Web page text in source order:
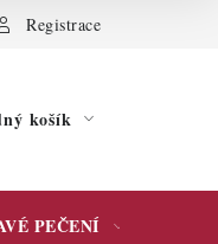
Registrace
košík
PEČENÍ